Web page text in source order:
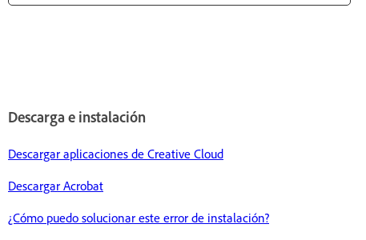
Descarga e instalación
Descargar aplicaciones de Creative Cloud
Descargar Acrobat
¿Cómo puedo solucionar este error de instalación?